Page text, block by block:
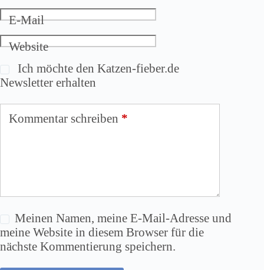
E-Mail
Website
Ich möchte den Katzen-fieber.de
Newsletter erhalten
Kommentar schreiben *
Meinen Namen, meine E-Mail-Adresse und
meine Website in diesem Browser für die
nächste Kommentierung speichern.